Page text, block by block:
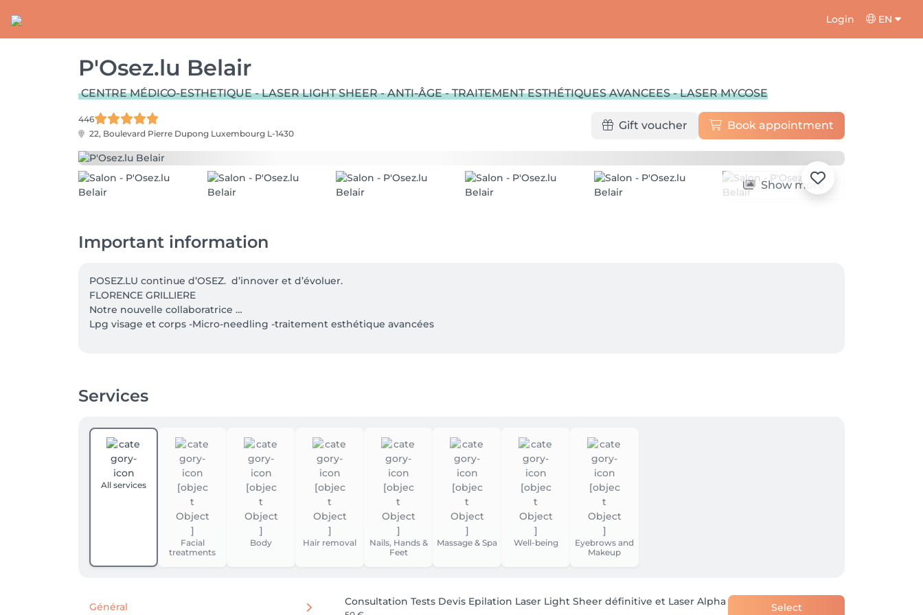
Login EN
P'Osez.lu Belair
CENTRE MÉDICO-ESTHETIQUE - LASER LIGHT SHEER - ANTI-ÂGE - TRAITEMENT ESTHÉTIQUES AVANCEES - LASER MYCOSE
446
22, Boulevard Pierre Dupong Luxembourg L-1430
Gift voucher Book appointment
Show more
Important information
POSEZ.LU continue d’OSEZ.  d’innover et d’évoluer.
FLORENCE GRILLIERE
Notre nouvelle collaboratrice …
Lpg visage et corps -Micro-needling -traitement esthétique avancées
OSEZ.LU.  Centre ÉPILATION LASER LIGHT SHEER.    CARINE DELVAUX. 661375945
POSEZ.LU  CENTRE MÉDICO - ESTHÉTIQUE.
Traitements esthétiques avancées - Laser Light Sheer - LPG - Radiofréquence - Cryothérapie  - Pédicure médical - Laser mycose- Renata Franca -
Madérothérapie.
CONSULTATIONS ESSAIS ET DEVIS GRATUIT.  / Épilation définitive (lLaser Diode Light Sheer)
Prise de rendez vous pour Carine Delvaux.  661 375 945.  Ou via mail.  carine.delvaux@osez.lu
TRAITEMENTS ESTHÉTIQUES AVANCÉES
( Sandra Holvain) via mail : sandraholvain@gmail.com
- Inducteur de collagène
Services
All services
Facial
treatments
Body Hair removal
Nails, Hands &
Feet
Massage & Spa Well-being
Eyebrows and
Makeup
Général Consultation Tests Devis Epilation Laser Light Sheer définitive et Laser Alpha Select